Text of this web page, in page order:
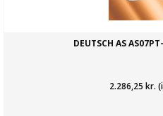
DEUTSCH AS
2.286,25 kr.